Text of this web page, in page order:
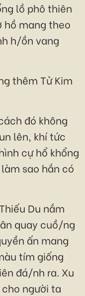
lồ phô thiên
hồ mang theo
h/ồn vang
thêm Tử Kim
đó không
lên, khí tức
cự hổ khổng
sao hắn có
Du nắm
quay cuồ/ng
ấn mang
tím giống
đá/nh ra. Xu
người ta